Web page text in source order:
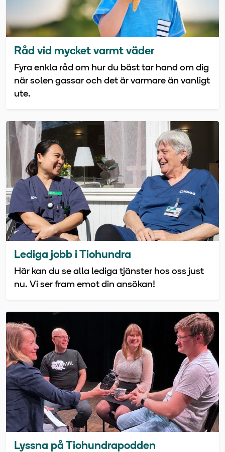
Råd vid mycket varmt väder
Fyra enkla råd om hur du bäst tar hand om dig
när solen gassar och det är varmare än vanligt
ute.
Lediga jobb i Tiohundra
Här kan du se alla lediga tjänster hos oss just
nu. Vi ser fram emot din ansökan!
Lyssna på Tiohundrapodden